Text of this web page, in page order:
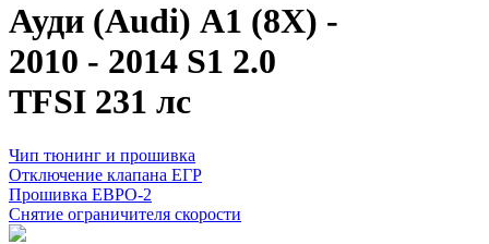
Ауди (Audi) A1 (8X) -
2010 - 2014 S1 2.0
TFSI 231 лс
Чип тюнинг и прошивка
Отключение клапана ЕГР
Прошивка ЕВРО-2
Снятие ограничителя скорости